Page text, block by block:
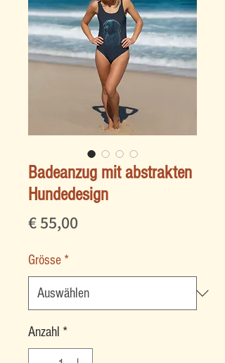
Badeanzug mit abstrakten
Hundedesign
€ 55,00
Grösse *
Anzahl *